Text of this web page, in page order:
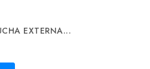
EXTERNA...